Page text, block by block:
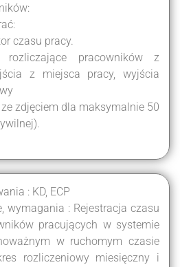
czasu pracy.
rozliczające pracowników z
z miejsca pracy, wyjścia
zdjęciem dla maksymalnie 50
: KD, ECP
wymagania : Rejestracja czasu
pracujących w systemie
w ruchomym czasie
rozliczeniowy miesięczny i